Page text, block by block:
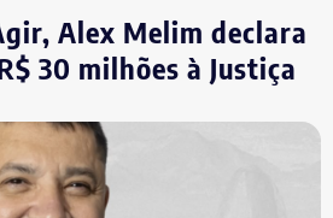
sentença. Além da comunicação à
pede a inclusão do nome de
Nacional de Condenados por Ato
foi multado
Alex Melim declara
30 milhões à Justiça